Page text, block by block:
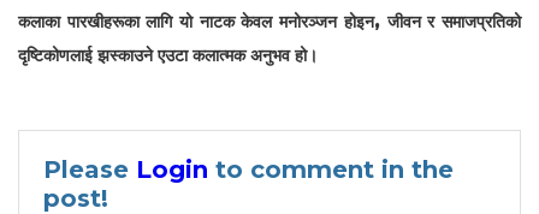
कलाका पारखीहरूका लागि यो नाटक केवल मनोरञ्जन होइन, जीवन र समाजप्रतिको
दृष्टिकोणलाई झस्काउने एउटा कलात्मक अनुभव हो।
Please Login to comment in the
post!